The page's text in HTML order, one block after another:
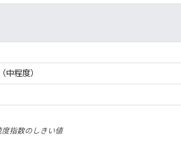
中程度）
指数のしきい値